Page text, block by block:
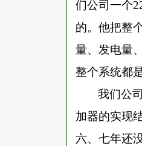
们公司一个
的。他把整
量、发电量
整个系统都
我们公
加器的实现
六、七年还